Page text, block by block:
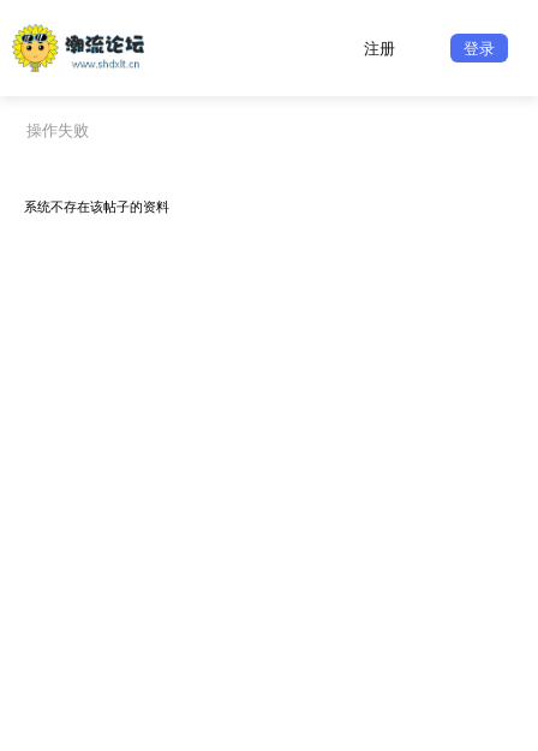
注册 登录
操作失败
系统不存在该帖子的资料